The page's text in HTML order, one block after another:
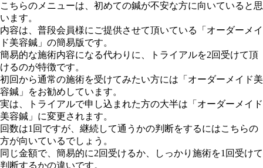
こちらのメニューは、初めての鍼が不安な方に向いていると思
います。
内容は、普段会員様にご提供させて頂いている「オーダーメイ
ド美容鍼」の簡易版です。
簡易的な施術内容になる代わりに、トライアルを2回受けて頂
けるのが特徴です。
初回から通常の施術を受けてみたい方には「オーダーメイド美
容鍼」をお勧めしています。
実は、トライアルで申し込まれた方の大半は「オーダーメイド
美容鍼」に変更されます。
回数は1回ですが、継続して通うかの判断をするにはこちらの
方が向いているでしょう。
同じ金額で、簡易的に2回受けるか、しっかり施術を1回受けて
判断するかの違いです。